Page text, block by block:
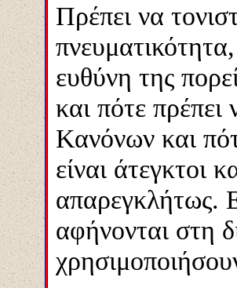
Πρέπει να
ευθύνη της
και πότε
Κανόνων και
είναι άτεγκτοι
απαρεγκλήτως.
αφήνονται στη